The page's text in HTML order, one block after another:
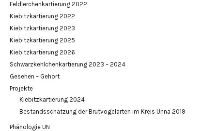
Feldlerchenkartierung 2022
Kiebitzkartierung 2022
Kiebitzkartierung 2023
Kiebitzkartierung 2025
Kiebitzkartierung 2026
Schwarzkehlchenkartierung 2023 – 2024
Gesehen – Gehört
Projekte
Kiebitzkartierung 2024
Bestandsschätzung der Brutvogelarten im Kreis Unna 2019
Phänologie UN